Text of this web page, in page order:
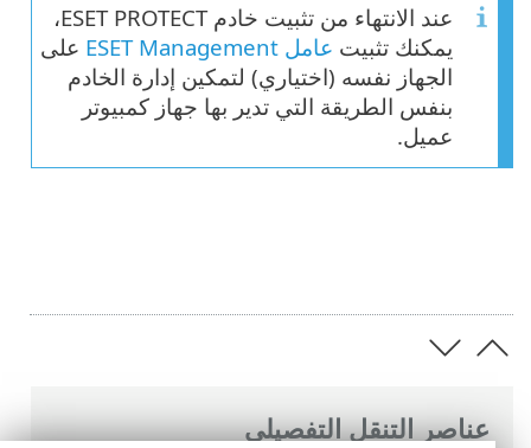
عناصر التنقل التفصيلي
عند الانتهاء من تثبيت خادم ESET PROTECT،
يمكنك تثبيت عامل ESET Management
على
الجهاز نفسه (اختياري) لتمكين إدارة الخادم
بنفس الطريقة التي تدير بها جهاز كمبيوتر
عميل.